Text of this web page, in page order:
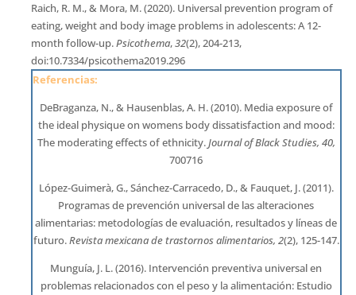
Raich, R. M., & Mora, M. (2020). Universal prevention program of
eating, weight and body image problems in adolescents: A 12-
month follow-up.Psicothema,32(2), 204-213,
doi:10.7334/psicothema2019.296
Referencias:
DeBraganza, N., & Hausenblas, A. H. (2010). Media exposure of
the ideal physique on womens body dissatisfaction and mood:
The moderating effects of ethnicity.Journal of Black Studies, 40,
700716
López-Guimerà, G., Sánchez-Carracedo, D., & Fauquet, J. (2011).
Programas de prevención universal de las alteraciones
alimentarias: metodologías de evaluación, resultados y líneas de
futuro.Revista mexicana de trastornos alimentarios, 2(2), 125-147.
Munguía, J. L. (2016). Intervención preventiva universal en
problemas relacionados con el peso y la alimentación: Estudio